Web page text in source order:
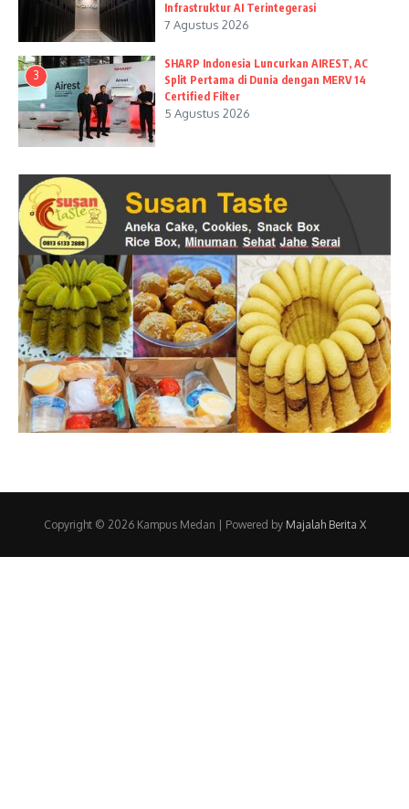
Infrastruktur AI Terintegerasi
7 Agustus 2026
3
SHARP Indonesia Luncurkan AIREST, AC
Split Pertama di Dunia dengan MERV 14
Certified Filter
5 Agustus 2026
Copyright © 2026 Kampus Medan | Powered by Majalah Berita X